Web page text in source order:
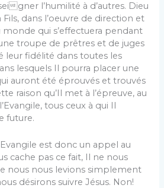
gner l’humilité à d’autres. Dieu
Fils, dans l’oeuvre de direction et
qui s’effectuera pendant
troupe de prêtres et de juges
leur fidélité dans toutes les
lesquels Il pourra placer une
auront été éprouvés et trouvés
raison qu’Il met à l’épreuve, au
tous ceux à qui Il
future.
est donc un appel au
cache pas ce fait, Il ne nous
nous nous levions simplement
désirons suivre Jésus. Non!